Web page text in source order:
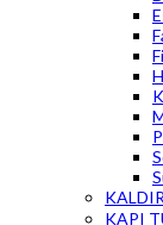
KAPI